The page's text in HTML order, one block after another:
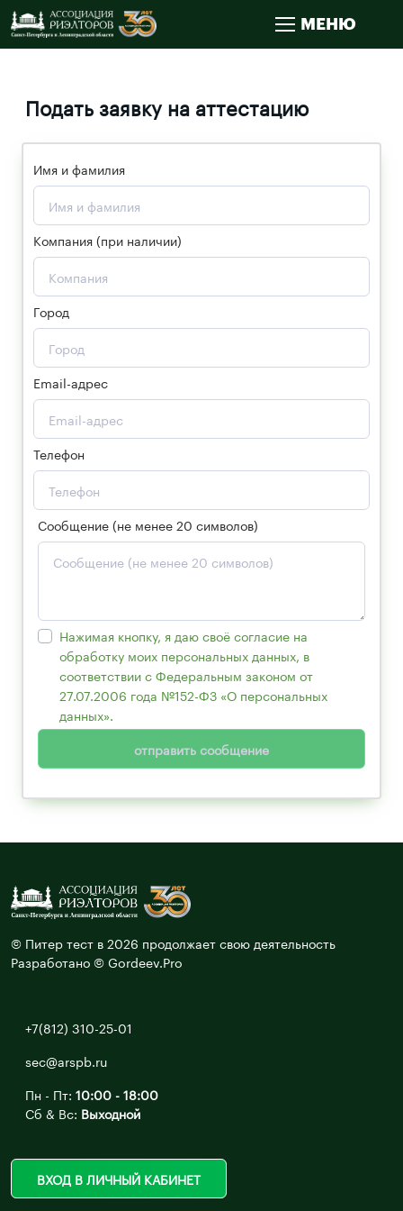
МЕНЮ
Подать заявку на аттестацию
Имя и фамилия
Компания (при наличии)
Город
Email-адрес
Телефон
Сообщение (не менее 20 символов)
Нажимая кнопку, я даю своё согласие на
обработку моих персональных данных, в
соответствии с Федеральным законом от
27.07.2006 года №152-ФЗ «О персональных
данных».
отправить сообщение
© Питер тест в 2026 продолжает свою деятельность
Разработано © Gordeev.Pro
+7(812) 310-25-01
sec@arspb.ru
Пн - Пт: 10:00 - 18:00
Сб & Вс: Выходной
ВХОД В ЛИЧНЫЙ КАБИНЕТ